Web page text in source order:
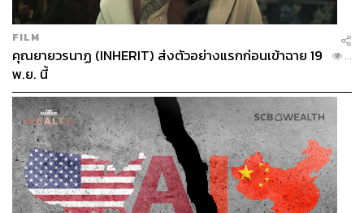
FILM
คุณยายวรนาฏ (INHERIT) ส่งตัวอย่างแรกก่อนเข้าฉาย 19
พ.ย. นี้
...